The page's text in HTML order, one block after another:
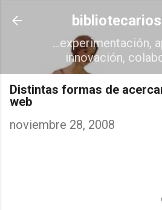
Ir al contenido
...experimentación,
innovación,
Distintas formas de
web
noviembre 28, 2008